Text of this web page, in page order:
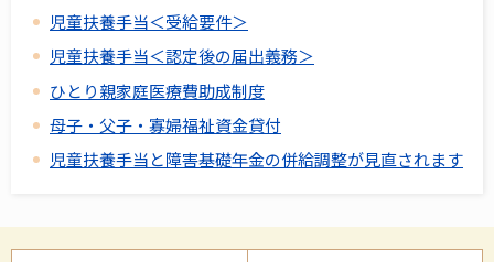
児童扶養手当＜受給要件＞
児童扶養手当＜認定後の届出義務＞
ひとり親家庭医療費助成制度
母子・父子・寡婦福祉資金貸付
児童扶養手当と障害基礎年金の併給調整が見直されます